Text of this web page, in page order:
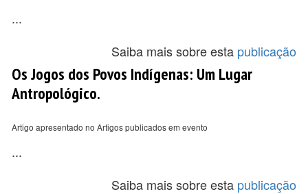
...
Saiba mais sobre esta publicação
Os Jogos dos Povos Indígenas: Um Lugar
Antropológico.
Artigo apresentado no Artigos publicados em evento
...
Saiba mais sobre esta publicação